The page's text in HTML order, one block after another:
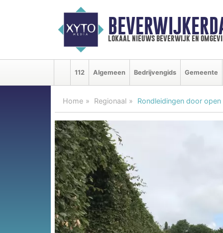
lokaal nieuws beverwijk en
112 Algemeen Bedrijvengids Gemeente
Home Regionaal Rondleidingen door